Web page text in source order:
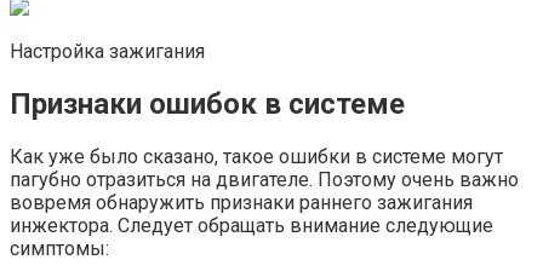
Настройка зажигания
Признаки ошибок в системе
Как уже было сказано, такое ошибки в системе могут
пагубно отразиться на двигателе. Поэтому очень важно
вовремя обнаружить признаки раннего зажигания
инжектора. Следует обращать внимание следующие
симптомы: